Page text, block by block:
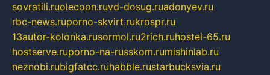
sovratili.ruolecoon.ruvd-dosug.ruadonyev.ru
rbc-news.ruporno-skvirt.rukrospr.ru
13autor-kolonka.rusormol.ru2rich.ruhostel-65.ru
hostserve.ruporno-na-russkom.rumishinlab.ru
neznobi.rubigfatcc.ruhabble.rustarbucksvia.ru